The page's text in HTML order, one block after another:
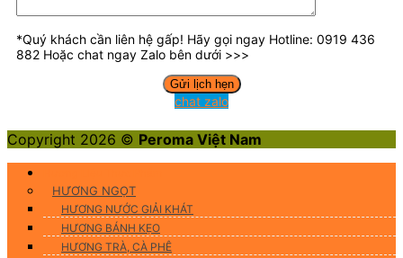
*Quý khách cần liên hệ gấp! Hãy gọi ngay Hotline: 0919 436
882 Hoặc chat ngay Zalo bên dưới >>>
chat zalo
Copyright 2026 © Peroma Việt Nam
HƯƠNG NGỌT
HƯƠNG NƯỚC GIẢI KHÁT
HƯƠNG BÁNH KẸO
HƯƠNG TRÀ, CÀ PHÊ